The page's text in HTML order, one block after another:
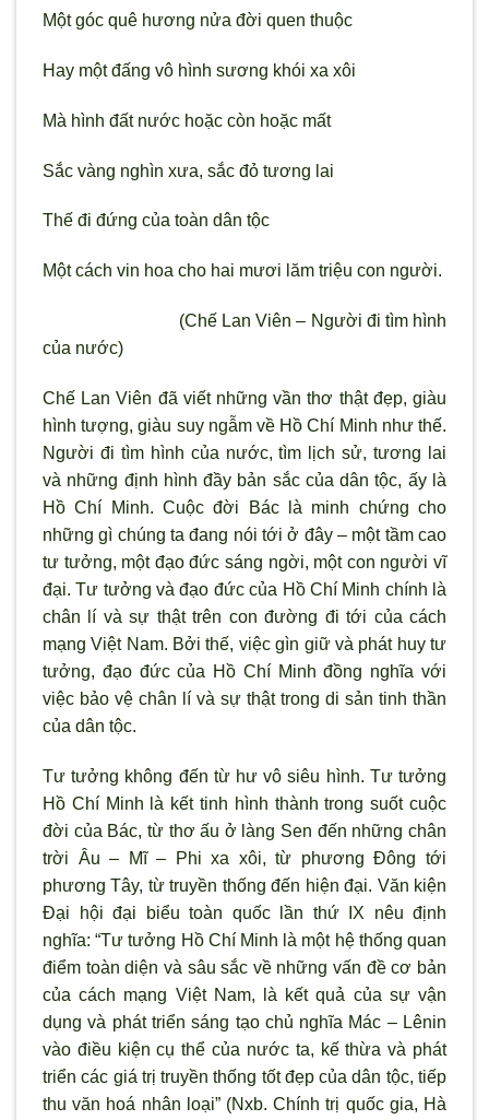
Một góc quê hương nửa đời quen thuộc
Hay một đấng vô hình sương khói xa xôi
Mà hình đất nước hoặc còn hoặc mất
Sắc vàng nghìn xưa, sắc đỏ tương lai
Thế đi đứng của toàn dân tộc
Một cách vin hoa cho hai mươi lăm triệu con người.
(Chế Lan Viên – Người đi tìm hình
của nước)
Chế Lan Viên đã viết những vần thơ thật đẹp, giàu
hình tượng, giàu suy ngẫm về Hồ Chí Minh như thế.
Người đi tìm hình của nước, tìm lịch sử, tương lai
và những định hình đầy bản sắc của dân tộc, ấy là
Hồ Chí Minh. Cuộc đời Bác là minh chứng cho
những gì chúng ta đang nói tới ở đây – một tầm cao
tư tưởng, một đạo đức sáng ngời, một con người vĩ
đại. Tư tưởng và đạo đức của Hồ Chí Minh chính là
chân lí và sự thật trên con đường đi tới của cách
mạng Việt Nam. Bởi thế, việc gìn giữ và phát huy tư
tưởng, đạo đức của Hồ Chí Minh đồng nghĩa với
việc bảo vệ chân lí và sự thật trong di sản tinh thần
của dân tộc.
Tư tưởng không đến từ hư vô siêu hình. Tư tưởng
Hồ Chí Minh là kết tinh hình thành trong suốt cuộc
đời của Bác, từ thơ ấu ở làng Sen đến những chân
trời Âu – Mĩ – Phi xa xôi, từ phương Đông tới
phương Tây, từ truyền thống đến hiện đại. Văn kiện
Đại hội đại biểu toàn quốc lần thứ IX nêu định
nghĩa: “Tư tưởng Hồ Chí Minh là một hệ thống quan
điểm toàn diện và sâu sắc về những vấn đề cơ bản
của cách mạng Việt Nam, là kết quả của sự vận
dụng và phát triển sáng tạo chủ nghĩa Mác – Lênin
vào điều kiện cụ thể của nước ta, kế thừa và phát
triển các giá trị truyền thống tốt đẹp của dân tộc, tiếp
thu văn hoá nhân loại” (Nxb. Chính trị quốc gia, Hà